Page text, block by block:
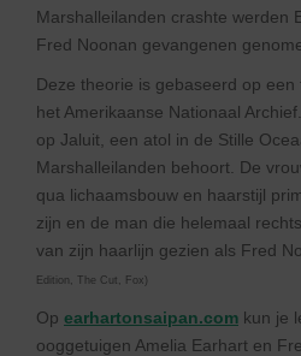
Marshalleilanden crashte werden
Fred Noonan gevangenen
Deze theorie is gebaseerd op
het Amerikaanse Nationaal
op Jaluit, een atol in de Stille
Marshalleilanden behoort. De
qua lichaamsbouw en haarstijl
zijn en de man die helemaal
van zijn haarlijn gezien als Fred
Edition, The Cut, Fox)
Op earhartonsaipan.com kun je
ooggetuigen Amelia Earhart en